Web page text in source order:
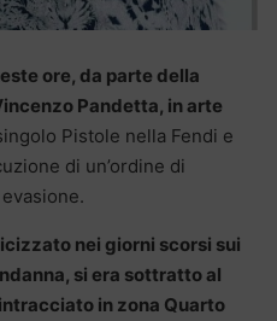
ore, da parte della
Pandetta, in arte
Pistole nella Fendi e
di un’ordine di
nei giorni scorsi sui
si era sottratto al
in zona Quarto